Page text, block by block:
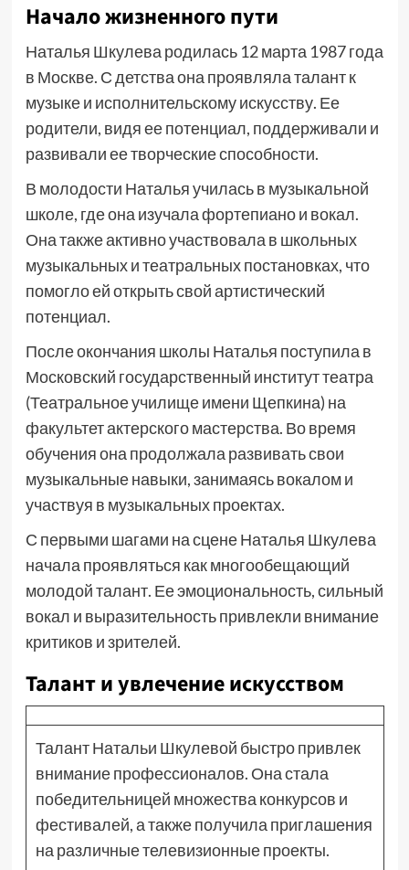
Начало жизненного пути
Наталья Шкулева родилась 12 марта 1987 года
в Москве. С детства она проявляла талант к
музыке и исполнительскому искусству. Ее
родители, видя ее потенциал, поддерживали и
развивали ее творческие способности.
В молодости Наталья училась в музыкальной
школе, где она изучала фортепиано и вокал.
Она также активно участвовала в школьных
музыкальных и театральных постановках, что
помогло ей открыть свой артистический
потенциал.
После окончания школы Наталья поступила в
Московский государственный институт театра
(Театральное училище имени Щепкина) на
факультет актерского мастерства. Во время
обучения она продолжала развивать свои
музыкальные навыки, занимаясь вокалом и
участвуя в музыкальных проектах.
С первыми шагами на сцене Наталья Шкулева
начала проявляться как многообещающий
молодой талант. Ее эмоциональность, сильный
вокал и выразительность привлекли внимание
критиков и зрителей.
Талант и увлечение искусством
Талант Натальи Шкулевой быстро привлек
внимание профессионалов. Она стала
победительницей множества конкурсов и
фестивалей, а также получила приглашения
на различные телевизионные проекты.